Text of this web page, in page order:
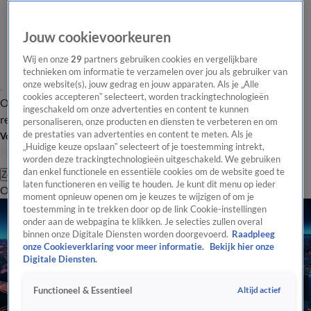
Overzicht Laatste nieuws Regionieuws Het beste van Hart
Tip de
redactie
Volg Hart van Nederland
Zoeken
OverzichtRegioUitzendingenWeerTip de redactiePanelVideo's
Jouw cookievoorkeuren
Wij en onze29 partners gebruiken cookies en vergelijkbare
technieken om informatie te verzamelen over jou als gebruiker van
onze website(s), jouw gedrag en jouw apparaten. Als je „Alle
cookies accepteren” selecteert, worden trackingtechnologieën
ingeschakeld om onze advertenties en content te kunnen
personaliseren, onze producten en diensten te verbeteren en om
de prestaties van advertenties en content te meten. Als je
„Huidige keuze opslaan” selecteert of je toestemming intrekt,
worden deze trackingtechnologieën uitgeschakeld. We gebruiken
dan enkel functionele en essentiële cookies om de website goed te
laten functioneren en veilig te houden. Je kunt dit menu op ieder
moment opnieuw openen om je keuzes te wijzigen of om je
toestemming in te trekken door op de link Cookie-instellingen
onder aan de webpagina te klikken. Je selecties zullen overal
binnen onze Digitale Diensten worden doorgevoerd. Raadpleeg
onze Cookieverklaring voor meer informatie.
Bekijk hier onze
Digitale Diensten.
Functioneel & Essentieel Altijd actief